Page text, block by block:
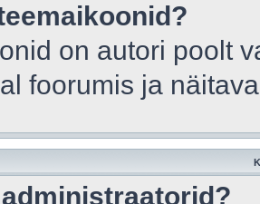
on autori poolt
foorumis ja